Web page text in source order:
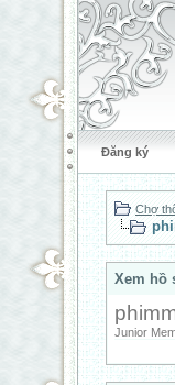
Đăng ký
Chợ
Xem hồ
Junior